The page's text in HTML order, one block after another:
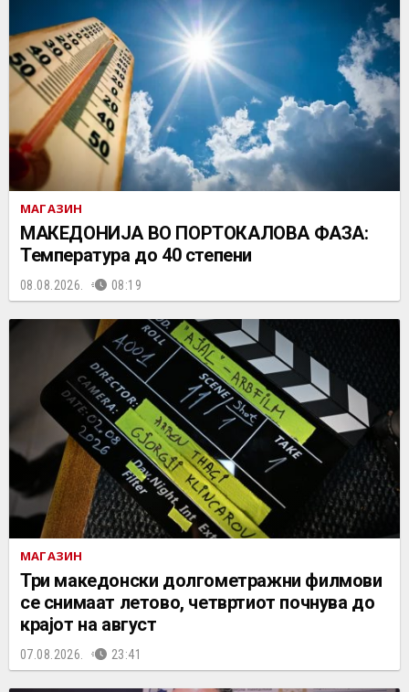
МАГАЗИН
МАКЕДОНИЈА ВО ПОРТОКАЛОВА ФАЗА:
Температура до 40 степени
08.08.2026. 08:19
МАГАЗИН
Три македонски долгометражни филмови
се снимаат летово, четвртиот почнува до
крајот на август
07.08.2026. 23:41